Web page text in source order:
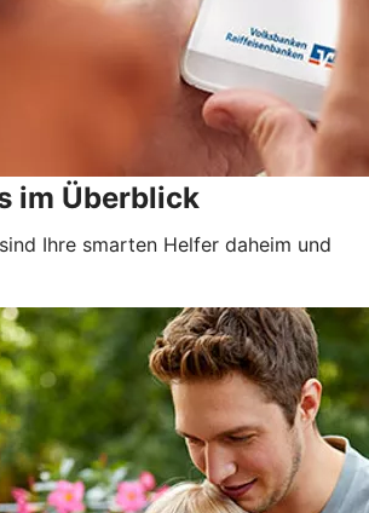
im Überblick
Ihre smarten Helfer daheim und